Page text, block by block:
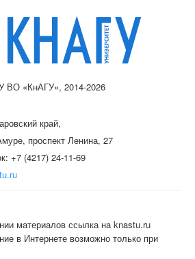
«КнАГУ», 2014-2026
край,
проспект Ленина, 27
+7 (4217) 24-11-69
материалов ссылка на knastu.ru
в Интернете возможно только при